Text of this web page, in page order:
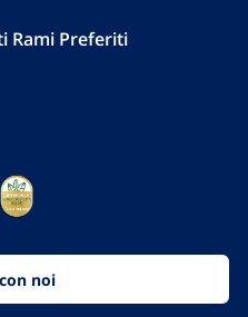
Rami Preferiti
noi